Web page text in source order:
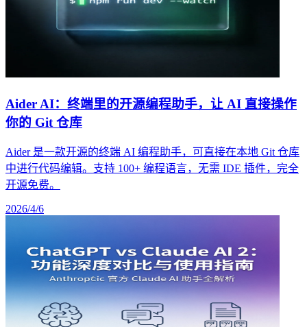
Aider AI：终端里的开源编程助手，让 AI 直接操作
你的 Git 仓库
Aider 是一款开源的终端 AI 编程助手，可直接在本地 Git 仓库
中进行代码编辑。支持 100+ 编程语言，无需 IDE 插件，完全
开源免费。
2026/4/6